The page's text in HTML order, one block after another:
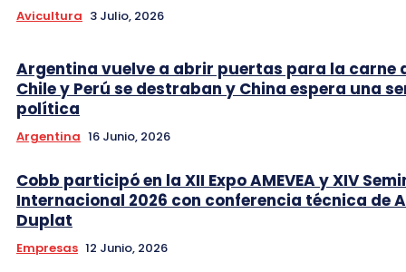
Avicultura 3 Julio, 2026
Argentina vuelve a abrir puertas para la carne
Chile y Perú se destraban y China espera una
política
Argentina 16 Junio, 2026
Cobb participó en la XII Expo AMEVEA y XIV
Internacional 2026 con conferencia técnica de
Duplat
Empresas 12 Junio, 2026